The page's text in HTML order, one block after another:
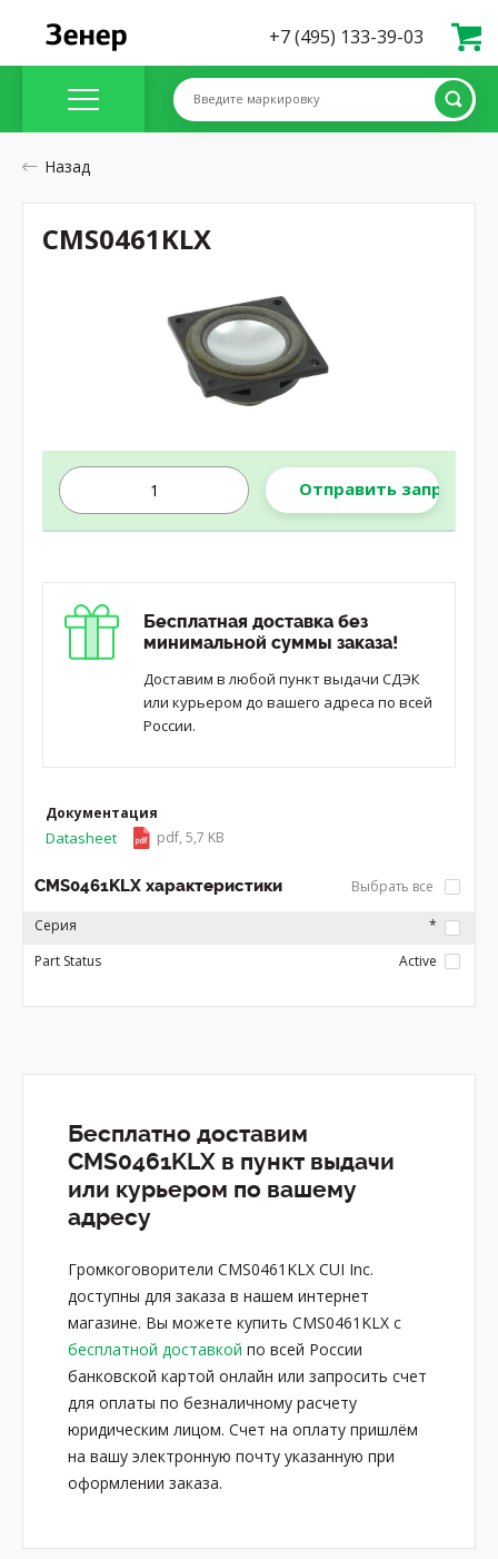
+7 (495) 133-39-03
Введите маркировку
Назад
Отправить запрос
Бесплатная доставка без
минимальной суммы заказа!
Доставим в любой пункт выдачи СДЭК
или курьером до вашего адреса по всей
России.
Документация
Datasheet pdf, 5,7 KB
CMS0461KLX характеристики Выбрать все
Серия
*
Part Status
Active
CMS0461KLX
Бесплатно доставим
CMS0461KLX в пункт выдачи
или курьером по вашему
адресу
Громкоговорители CMS0461KLX CUI Inc.
доступны для заказа в нашем интернет
магазине. Вы можете купить CMS0461KLX с
бесплатной доставкой по всей России
банковской картой онлайн или запросить счет
для оплаты по безналичному расчету
юридическим лицом. Счет на оплату пришлём
на вашу электронную почту указанную при
оформлении заказа.